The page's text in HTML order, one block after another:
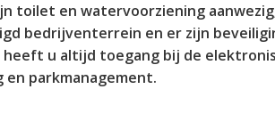
toilet en watervoorziening
bedrijventerrein en er zijn
u altijd toegang bij de
parkmanagement.